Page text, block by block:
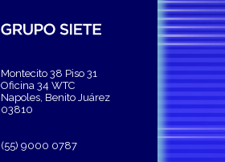
Montecito 38 Piso 31
Oficina 34 WTC
Napoles, Benito Juárez
03810
(55) 9000 0787